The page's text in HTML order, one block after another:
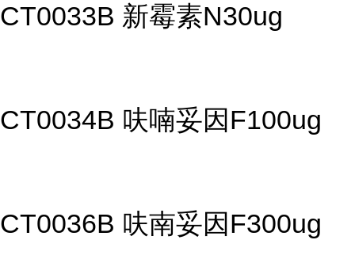
CT0033B 新霉素N30ug
CT0034B 呋喃妥因F100ug
CT0036B 呋南妥因F300ug